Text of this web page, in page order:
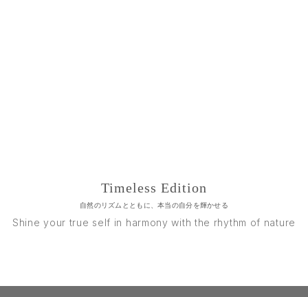
Timeless Edition
自然のリズムとともに、本当の自分を輝かせる
Shine your true self in harmony with the rhythm of nature